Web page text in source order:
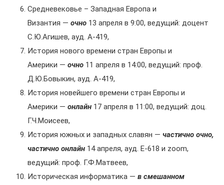
Средневековье – Западная Европа и
Византия — очно 13 апреля в 9:00, ведущий: доцент
С.Ю.Агишев, ауд. А-419,
История нового времени стран Европы и
Америки — очно 11 апреля в 14:00, ведущий: проф.
Д.Ю.Бовыкин, ауд. А-419,
История новейшего времени стран Европы и
Америки — онлайн 17 апреля в 11:00, ведущий: доц.
Г.Ч.Моисеев,
История южных и западных славян — частично очно,
частично онлайн 14 апреля, ауд. Е-618 и zoom,
ведущий: проф. Г.Ф.Матвеев,
Историческая информатика — в смешанном